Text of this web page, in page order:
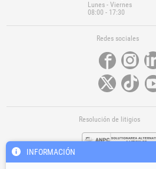
Lunes - Viernes
08:00 - 17:30
Redes sociales
Resolución de litigios
INFORMACIÓN